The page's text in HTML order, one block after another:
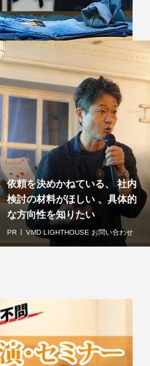
依頼を決めかねている、 社内
検討の材料がほしい 、具体的
な方向性を知りたい
PR VMD LIGHTHOUSE お問い合わせ